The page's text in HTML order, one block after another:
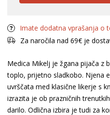
Imate dodatna vprašanja o
Za naročila nad 69€ je
Medica Mikelj je žgana pijača z
toplo, prijetno sladkobo. Njena
uvrščata med klasične likerje s
izrazita je ob prazničnih
darilo. Odlična izbira je tudi za